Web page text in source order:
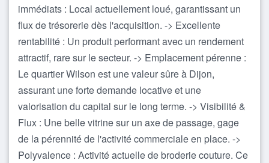
immédiats : Local actuellement loué, garantissant un
flux de trésorerie dès l'acquisition. -> Excellente
rentabilité : Un produit performant avec un rendement
attractif, rare sur le secteur. -> Emplacement pérenne :
Le quartier Wilson est une valeur sûre à Dijon,
assurant une forte demande locative et une
valorisation du capital sur le long terme. -> Visibilité &
Flux : Une belle vitrine sur un axe de passage, gage
de la pérennité de l'activité commerciale en place. ->
Polyvalence : Activité actuelle de broderie couture. Ce